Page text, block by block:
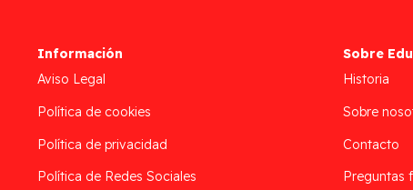
Información
Aviso Legal
Política de cookies
Política de privacidad
Política de Redes Sociales
Sobre
Historia
Sobre
Contacto
Preguntas